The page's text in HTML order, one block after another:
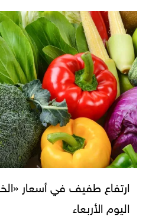
ارتفاع طفيف في أسعار
اليوم الأربعاء